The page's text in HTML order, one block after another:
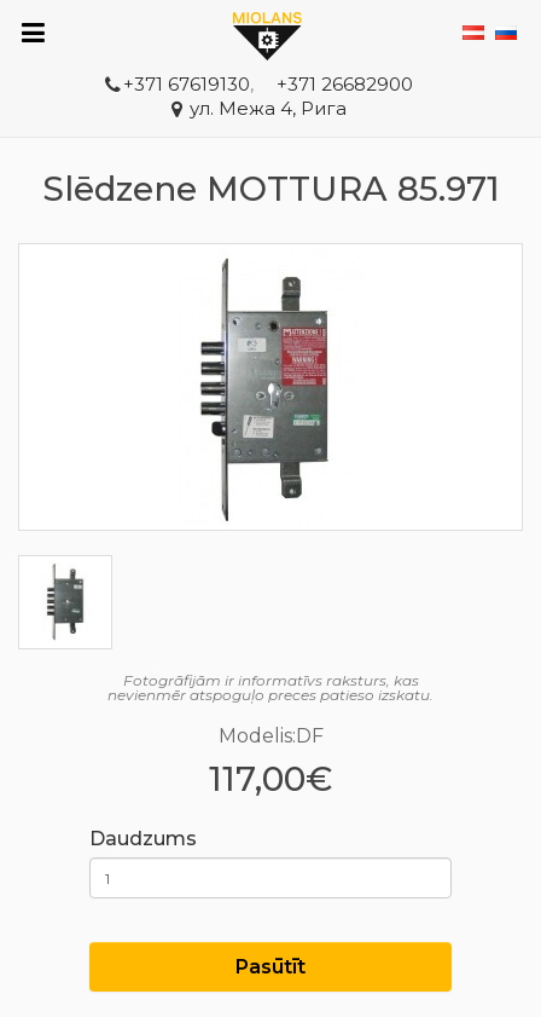
+371 67619130,
+371 26682900
ул. Межа 4, Рига
Slēdzene MOTTURA 85.971
Fotogrāfijām ir informatīvs raksturs, kas
nevienmēr atspoguļo preces patieso izskatu.
Modelis:DF
117,00€
Daudzums
Pasūtīt